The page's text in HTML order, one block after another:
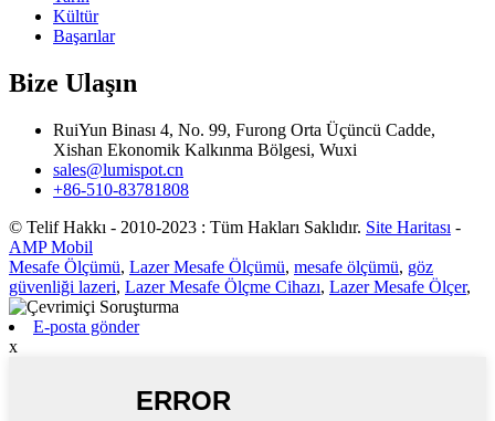
Kültür
Başarılar
Bize Ulaşın
RuiYun Binası 4, No. 99, Furong Orta Üçüncü Cadde,
Xishan Ekonomik Kalkınma Bölgesi, Wuxi
sales@lumispot.cn
+86-510-83781808
© Telif Hakkı - 2010-2023 : Tüm Hakları Saklıdır. Site Haritası -
AMP Mobil
Mesafe Ölçümü, Lazer Mesafe Ölçümü, mesafe ölçümü, göz
güvenliği lazeri, Lazer Mesafe Ölçme Cihazı, Lazer Mesafe Ölçer,
E-posta gönder
x